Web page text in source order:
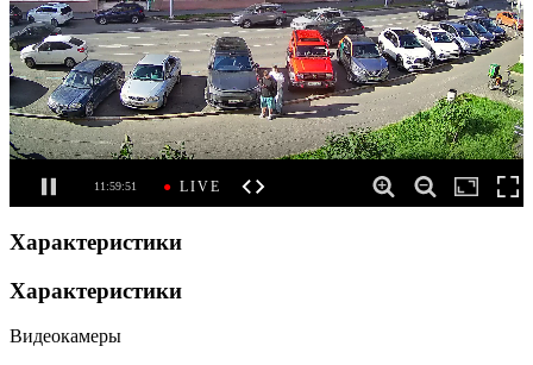
Характеристики
Характеристики
Видеокамеры